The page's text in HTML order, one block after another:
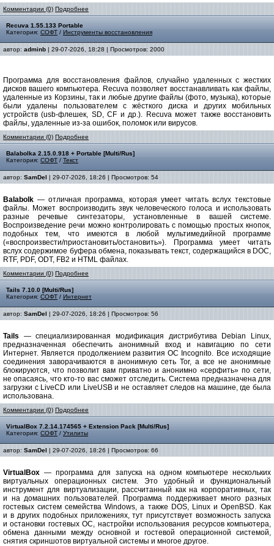
Комментарии (0) Подробнее
Recuva 1.55.133 Portable
Категория: СОФТ / Инструменты восстановления
автор: adminb | 29-07-2026, 18:28 | Просмотров: 2000
Программа для восстановления файлов, случайно удаленных с жестких
дисков вашего компьютера. Recuva позволяет восстанавливать как файлы,
удаленные из Корзины, так и любые другие файлы (фото, музыка), которые
были удалены пользователем с жёсткого диска и других мобильных
устройств (usb-флешек, SD, CF и др.). Recuva может также восстановить
файлы, удаленные из-за ошибок, поломок или вирусов.
Комментарии (0) Подробнее
Balabolka 2.15.0.918 + Portable [Multi/Rus]
Категория: СОФТ / Текст
автор: SamDel | 29-07-2026, 18:26 | Просмотров: 54
Balabolk — отличная программа, которая умеет читать вслух текстовые
файлы. Может воспроизводить звук человеческого голоса и использовать
разные речевые синтезаторы, установленные в вашей системе.
Воспроизведение речи можно контролировать с помощью простых кнопок,
подобных тем, что имеются в любой мультимедийной программе
(«воспроизвести/приостановить/остановить»). Программа умеет читать
вслух содержимое буфера обмена, показывать текст, содержащийся в DOC,
RTF, PDF, ODT, FB2 и HTML файлах.
Комментарии (0) Подробнее
Tails 7.10.0 [Multi/Rus]
Категория: СОФТ / Интернет
автор: SamDel | 29-07-2026, 18:26 | Просмотров: 56
Tails — специализированная модификация дистрибутива Debian Linux,
предназначенная обеспечить анонимный вход и навигацию по сети
Интернет. Является продолжением развития ОС Incognito. Все исходящие
соединения заворачиваются в анонимную сеть Tor, а все не анонимные
блокируются, что позволит вам приватно и анонимно «серфить» по сети,
не опасаясь, что кто-то вас сможет отследить. Система предназначена для
загрузки с LiveCD или LiveUSB и не оставляет следов на машине, где была
использована.
Комментарии (0) Подробнее
VirtualBox 7.2.14.174565 + Extension Pack [Multi/Rus]
Категория: СОФТ / Утилиты
автор: SamDel | 29-07-2026, 18:26 | Просмотров: 66
VirtualBox — программа для запуска на одном компьютере нескольких
виртуальных операционных систем. Это удобный и функциональный
инструмент для виртуализации, рассчитанный как на корпоративных, так
и на домашних пользователей. Программа поддерживает много разных
гостевых систем семейства Windows, а также DOS, Linux и OpenBSD. Как
и в других подобных приложениях, тут присутствует возможность запуска
и остановки гостевых ОС, настройки использования ресурсов компьютера,
обмена данными между основной и гостевой операционной системой,
снятия скриншотов виртуальной системы и многое другое.